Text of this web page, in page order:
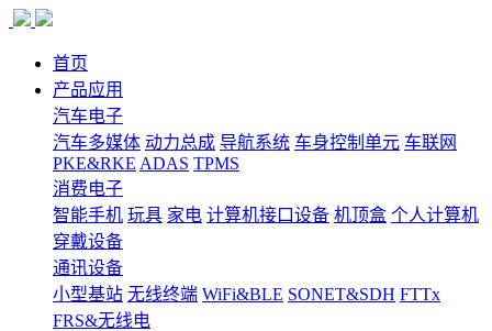
首页
产品应用
汽车电子
汽车多媒体 动力总成 导航系统 车身控制单元 车联网
PKE&RKE ADAS TPMS
消费电子
智能手机 玩具 家电 计算机接口设备 机顶盒 个人计算机
穿戴设备
通讯设备
小型基站 无线终端 WiFi&BLE SONET&SDH FTTx
FRS&无线电